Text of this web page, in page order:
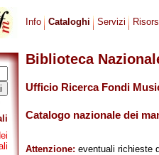
Info Cataloghi Servizi
Biblioteca
Ufficio Ricerca Fondi
Catalogo nazionale dei
Attenzione: eventuali richieste